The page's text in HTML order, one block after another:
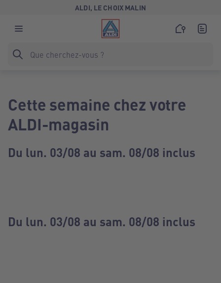
ALDI, LE CHOIX MALIN
Cette semaine chez votre
ALDI-magasin
Du lun. 03/08 au sam. 08/08 inclus
Du lun. 03/08 au sam. 08/08 inclus